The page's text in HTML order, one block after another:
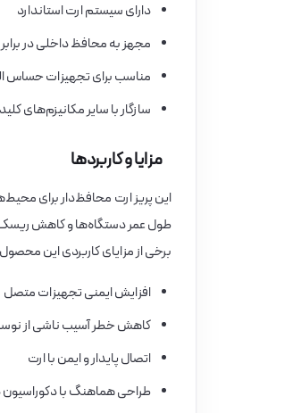
دارای سیستم ارت استاندارد
مجهز به محافظ داخلی در
مناسب برای تجهیزات حساس
سازگار با سایر مکانیزم‌های
مزایا و کاربردها
این پریز ارت محافظ‌دار برای
طول عمر دستگاه‌ها و کاهش
برخی از مزایای کاربردی این محصول
افزایش ایمنی تجهیزات متصل
کاهش خطر آسیب ناشی از
اتصال پایدار و ایمن با ارت
طراحی هماهنگ با